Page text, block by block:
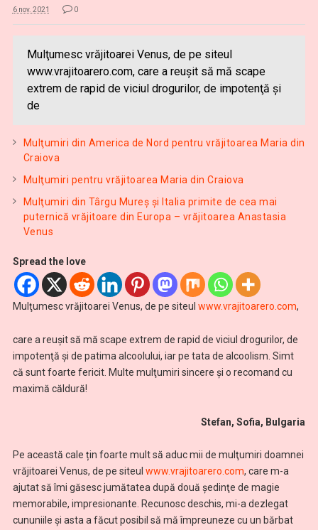
6 nov. 2021 0
Mulţumesc vrăjitoarei Venus, de pe siteul
www.vrajitoarero.com, care a reuşit să mă scape
extrem de rapid de viciul drogurilor, de impotenţă şi
de
Mulţumiri din America de Nord pentru vrăjitoarea Maria din
Craiova
Mulţumiri pentru vrăjitoarea Maria din Craiova
Mulţumiri din Târgu Mureș și Italia primite de cea mai
puternică vrăjitoare din Europa – vrăjitoarea Anastasia
Venus
Spread the love
Mulţumesc vrăjitoarei Venus, de pe siteul www.vrajitoarero.com,
care a reuşit să mă scape extrem de rapid de viciul drogurilor, de
impotenţă şi de patima alcoolului, iar pe tata de alcoolism. Simt
că sunt foarte fericit. Multe mulţumiri sincere și o recomand cu
maximă căldură!
Stefan, Sofia, Bulgaria
Pe această cale țin foarte mult să aduc mii de mulţumiri doamnei
vrăjitoarei Venus, de pe siteul www.vrajitoarero.com, care m-a
ajutat să îmi găsesc jumătatea după două şedinţe de magie
memorabile, impresionante. Recunosc deschis, mi-a dezlegat
cununiile și asta a făcut posibil să mă împreuneze cu un bărbat